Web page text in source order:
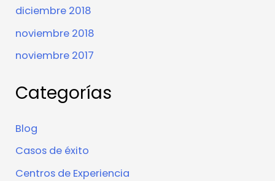
diciembre 2018
noviembre 2018
noviembre 2017
Categorías
Blog
Casos de éxito
Centros de Experiencia